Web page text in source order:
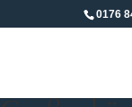
0176